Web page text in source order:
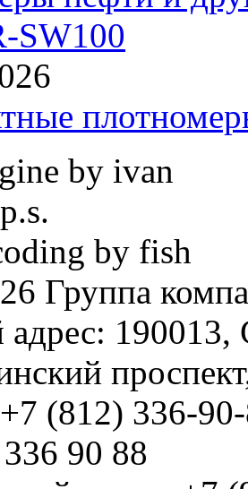
SW100
by ivan
by fish
Группа
190013,
(812) 336-
90 88